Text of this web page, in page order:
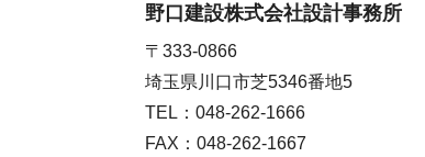
野口建設株式会社設計事務所
〒333-0866
埼玉県川口市芝5346番地5
TEL： 048-262-1666
FAX：048-262-1667